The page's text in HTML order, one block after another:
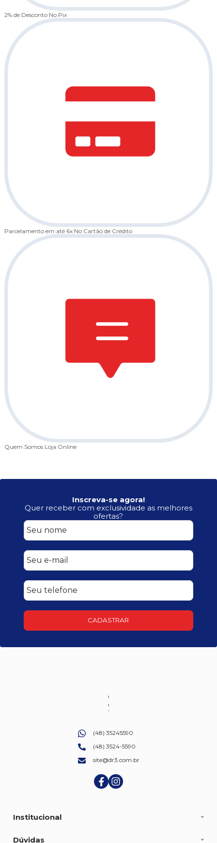
2% de Desconto No Pix
Parcelamento em até 6x No Cartão de Crédito
Quem Somos Loja Online
Inscreva-se agora!
Quer receber com exclusividade as melhores
ofertas?
CADASTRAR
(48) 35245590
(48) 3524-5590
site@dr3.com.br
Institucional
Dúvidas